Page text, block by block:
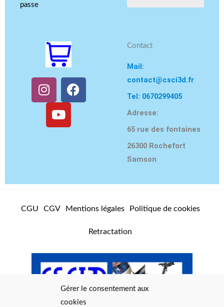
Gérer le consentement aux
cookies
passe
I
n
s
m
F
a
Y
u
t
Contact
Mail:
contact@csci3d.fr
Tel: 0670299405
Adresse:
65 rue des fontaines
26300 Rochefort
Samson
CGU CGV Mentions légales Politique de cookies
Retractation